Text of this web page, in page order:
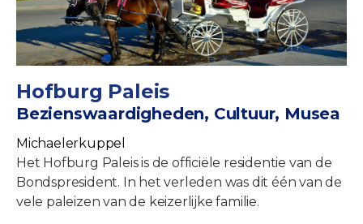
Hofburg Paleis
Bezienswaardigheden, Cultuur, Musea
Michaelerkuppel
Het Hofburg Paleis is de officiële residentie van de
Bondspresident. In het verleden was dit één van de
vele paleizen van de keizerlijke familie.